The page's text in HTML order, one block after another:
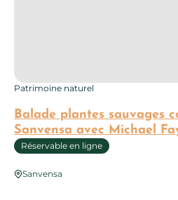
Balade plantes sauvages
Sanvensa avec Michael
Patrimoine naturel
Réservable en ligne
Sanvensa